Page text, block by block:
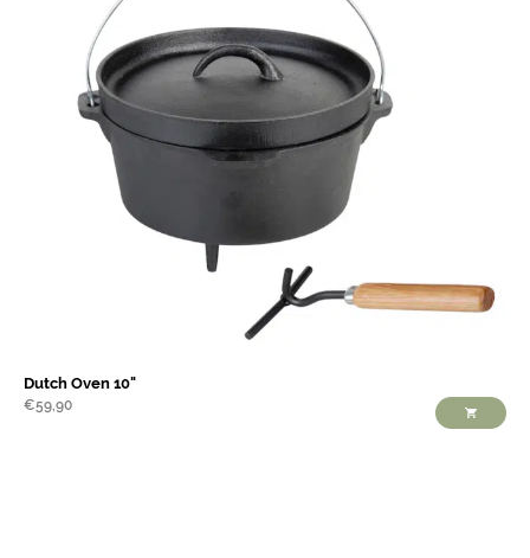
Dutch Oven 10"
€59,90